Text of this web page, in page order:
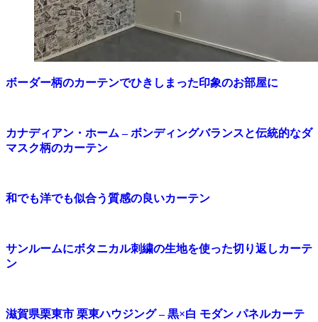
ボーダー柄のカーテンでひきしまった印象のお部屋に
カナディアン・ホーム – ボンディングバランスと伝統的なダ
マスク柄のカーテン
和でも洋でも似合う質感の良いカーテン
サンルームにボタニカル刺繍の生地を使った切り返しカーテ
ン
滋賀県栗東市 栗東ハウジング – 黒×白 モダン パネルカーテ